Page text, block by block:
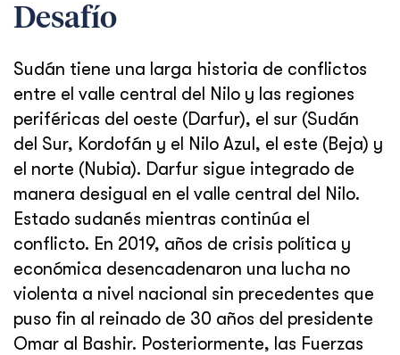
Desafío
Sudán tiene una larga historia de conflictos
entre el valle central del Nilo y las regiones
periféricas del oeste (Darfur), el sur (Sudán
del Sur, Kordofán y el Nilo Azul, el este (Beja) y
el norte (Nubia). Darfur sigue integrado de
manera desigual en el valle central del Nilo.
Estado sudanés mientras continúa el
conflicto. En 2019, años de crisis política y
económica desencadenaron una lucha no
violenta a nivel nacional sin precedentes que
puso fin al reinado de 30 años del presidente
Omar al Bashir. Posteriormente, las Fuerzas